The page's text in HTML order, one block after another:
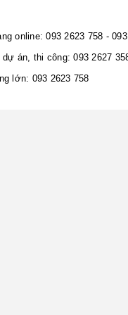
online: 093 2623 758 -
dự án, thi công: 093 2627
lớn: 093 2623 758